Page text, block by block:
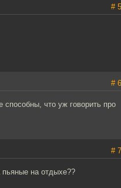
# 5
# 6
способны, что уж говорить про
# 7
на отдыхе??